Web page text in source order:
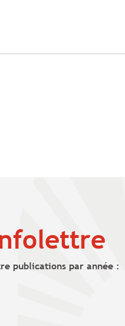
publications par année :